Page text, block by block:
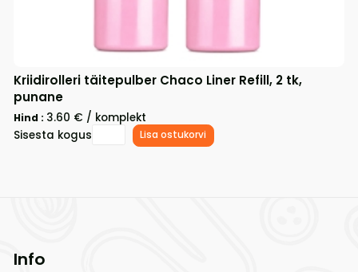
Kriidirolleri täitepulber Chaco Liner Refill, 2 tk,
punane
Hind : 3.60 € / komplekt
Sisesta kogus
Lisa ostukorvi
Info